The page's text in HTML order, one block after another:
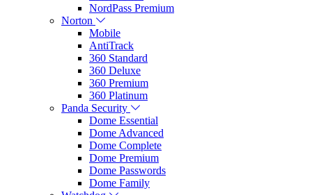
NordPass Premium
Norton
Mobile
AntiTrack
360 Standard
360 Deluxe
360 Premium
360 Platinum
Panda Security
Dome Essential
Dome Advanced
Dome Complete
Dome Premium
Dome Passwords
Dome Family